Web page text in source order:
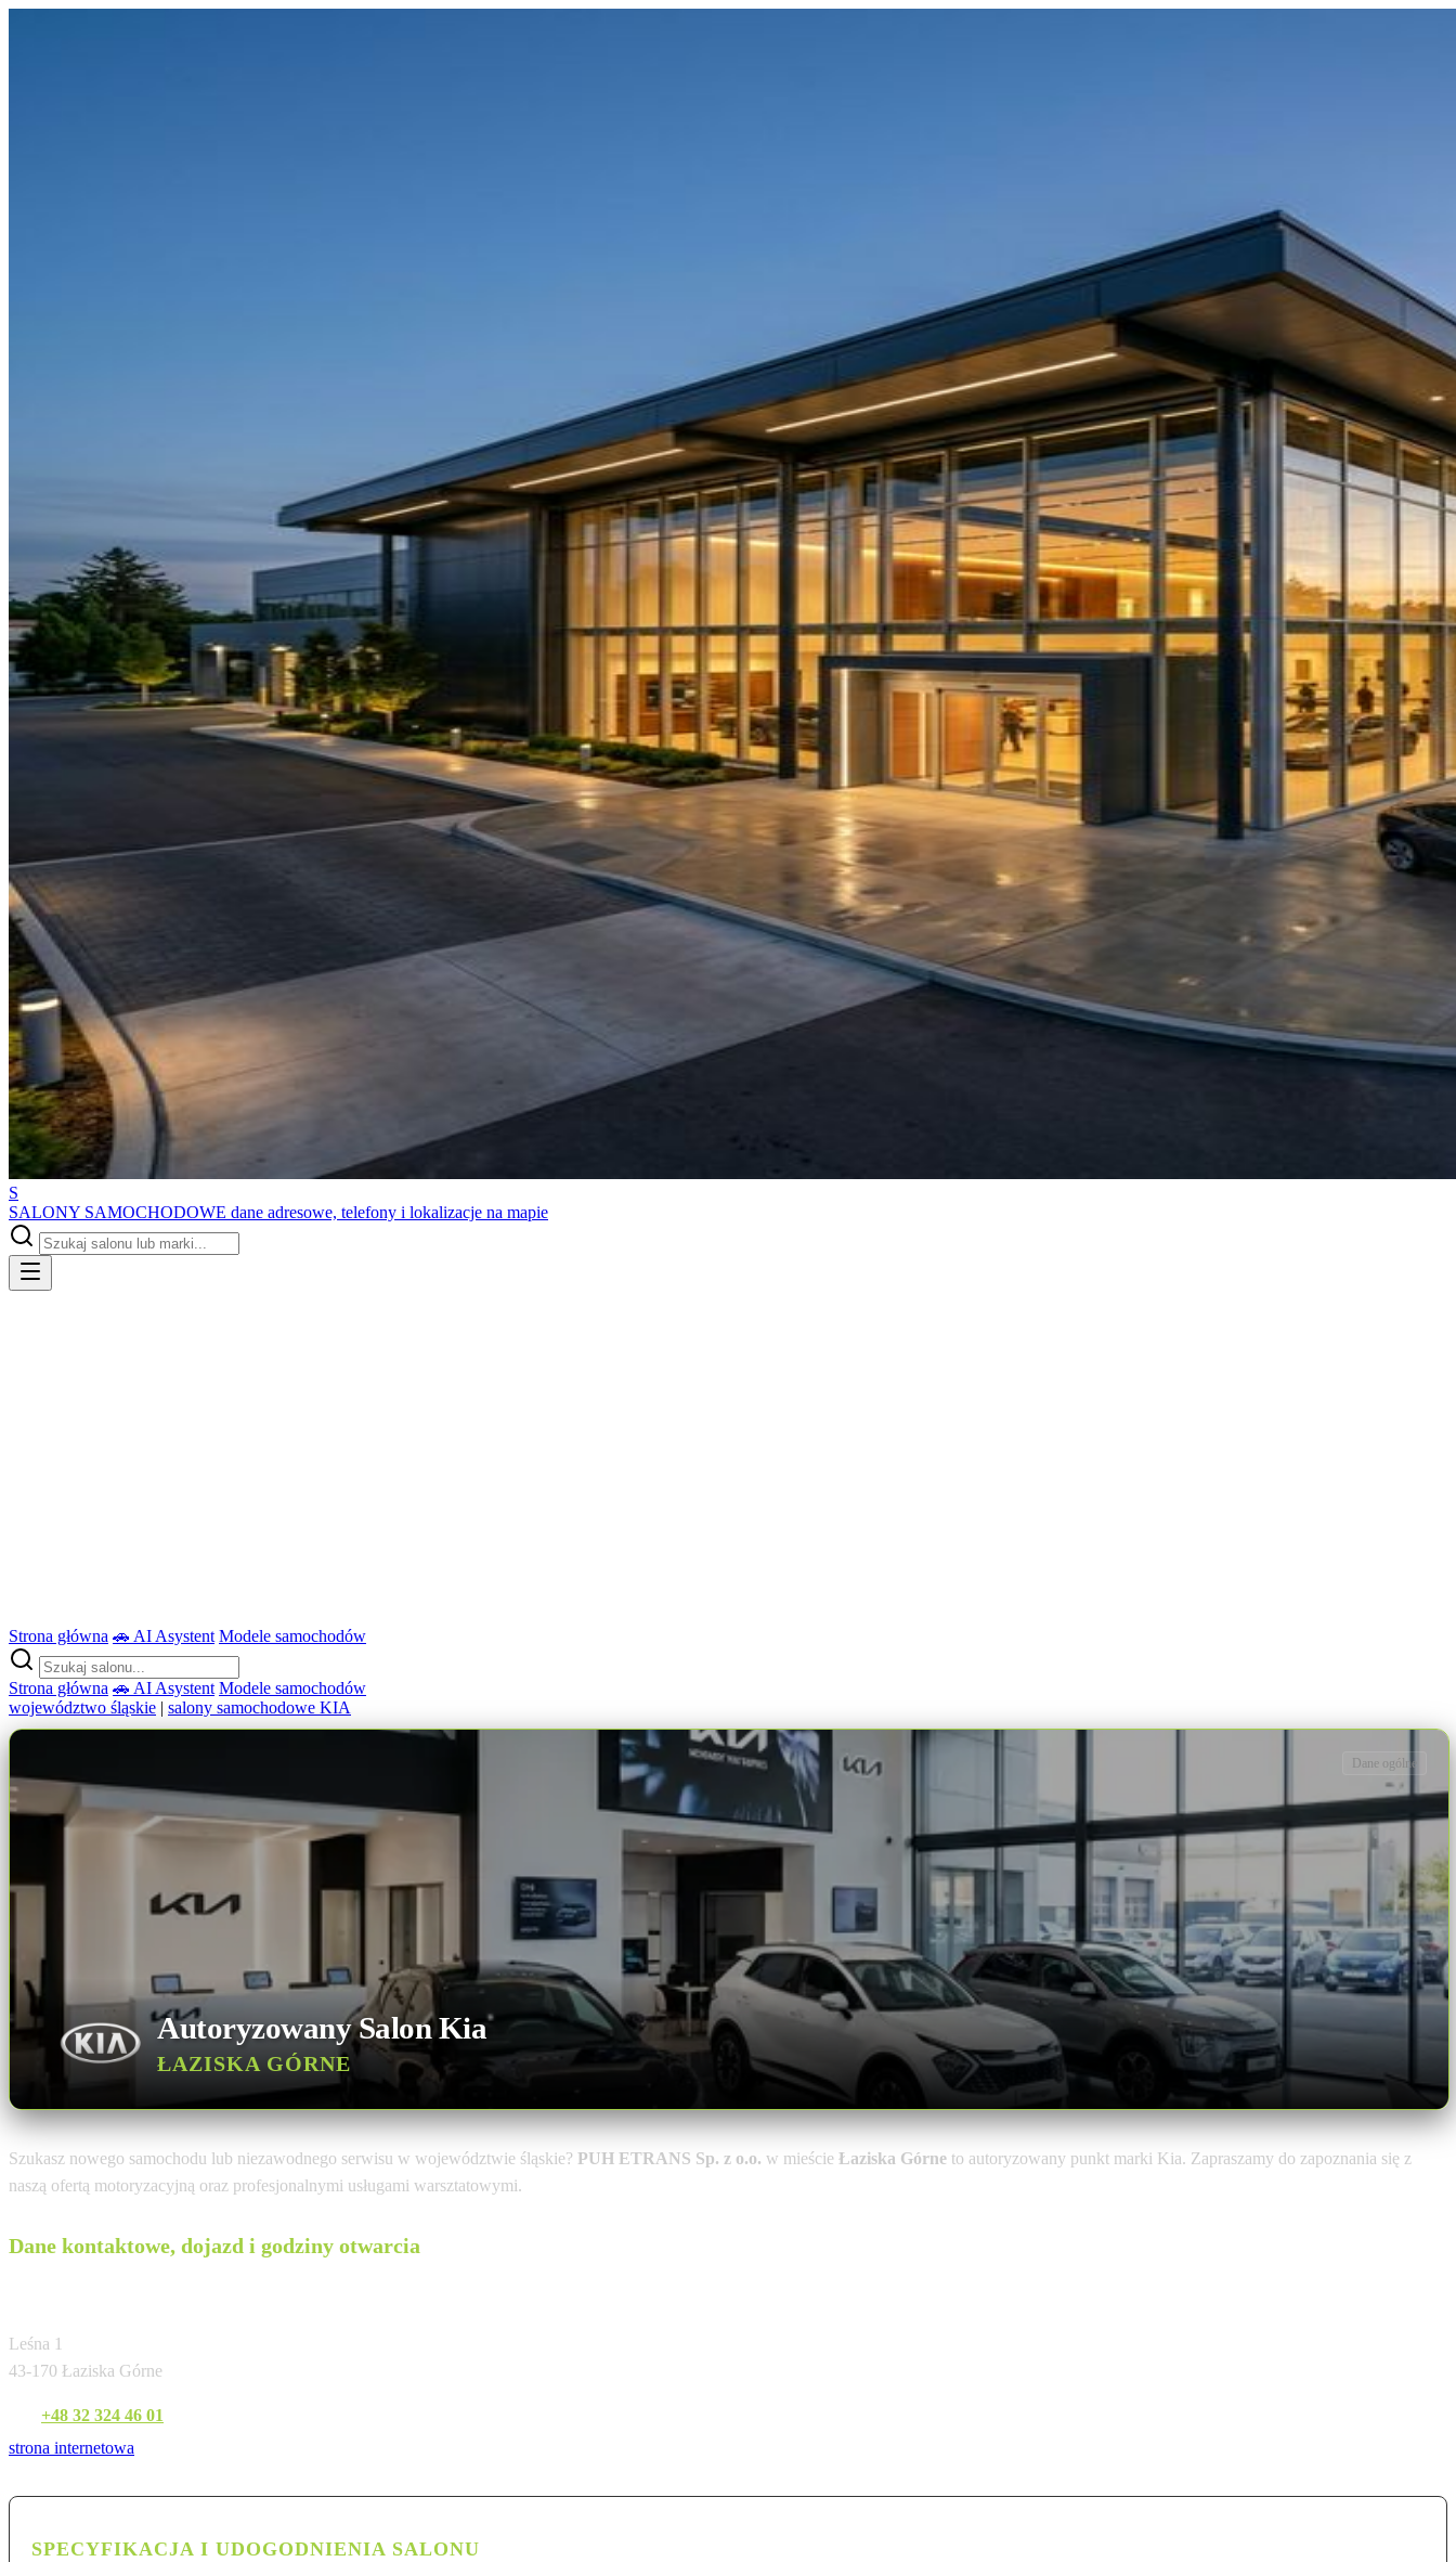
S
SALONY SAMOCHODOWE dane adresowe, telefony i lokalizacje na mapie
Strona główna 🚗 AI Asystent Modele samochodów
Strona główna 🚗 AI Asystent Modele samochodów
województwo śląskie | salony samochodowe KIA
Autoryzowany Salon Kia
ŁAZISKA GÓRNE
Dane ogólne
Szukasz nowego samochodu lub niezawodnego serwisu w województwie śląskie? PUH ETRANS Sp. z o.o. w mieście Łaziska Górne to autoryzowany punkt marki Kia. Zapraszamy do zapoznania się z
naszą ofertą motoryzacyjną oraz profesjonalnymi usługami warsztatowymi.
Dane kontaktowe, dojazd i godziny otwarcia
Leśna 1
43-170 Łaziska Górne
+48 32 324 46 01
strona internetowa
SPECYFIKACJA I UDOGODNIENIA SALONU